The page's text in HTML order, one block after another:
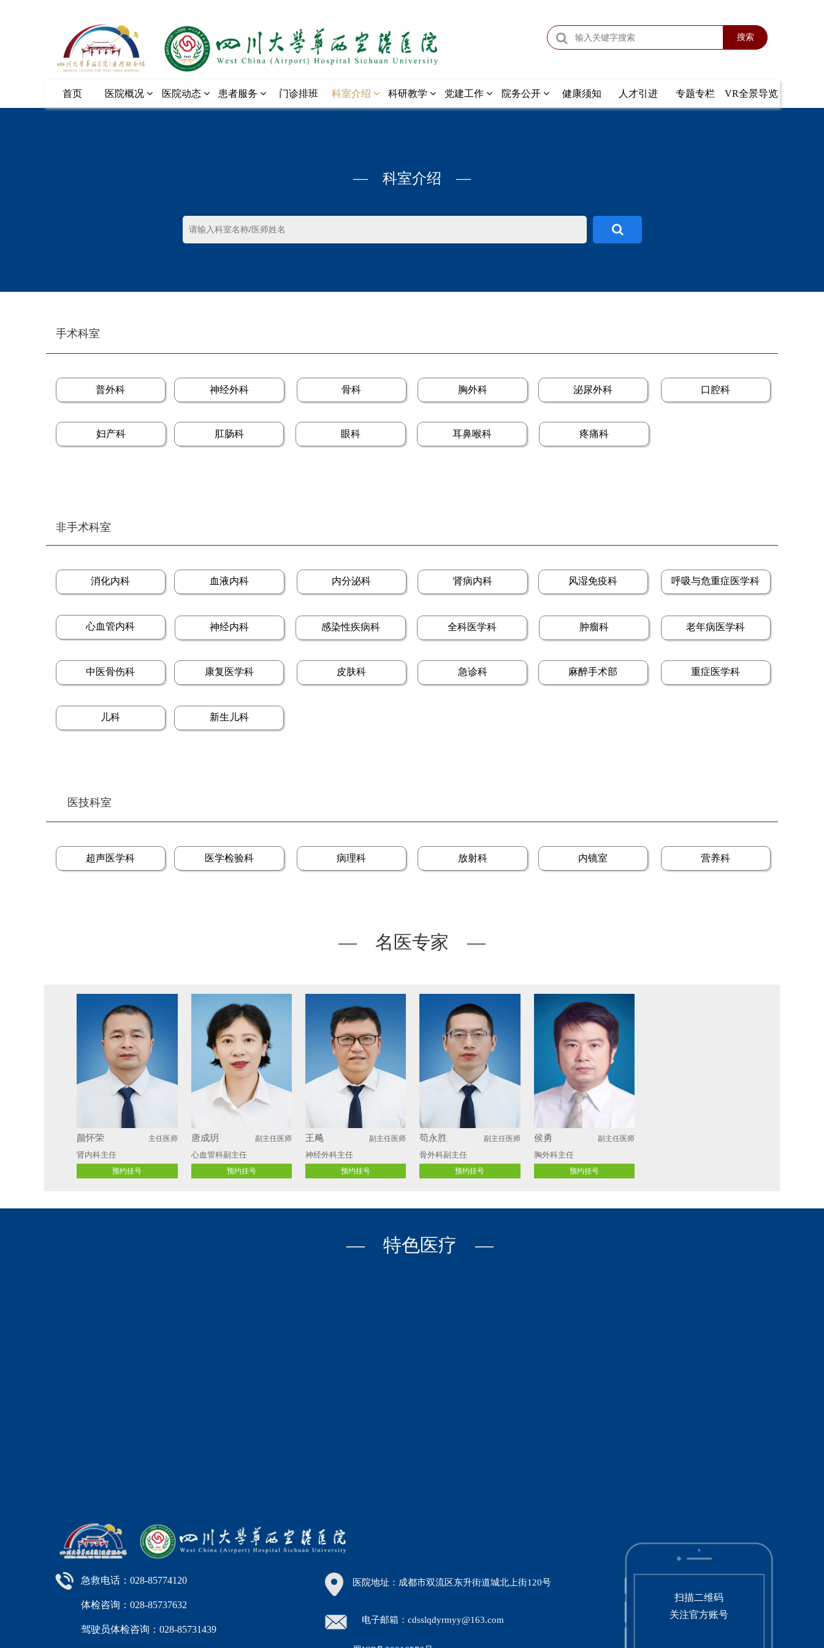
搜索
首页 医院概况 医院动态 患者服务 门诊排班 科室介绍 科研教学 党建工作 院务公开 健康须知 人才引进 专题专栏 VR全景导览
— 科室介绍 —
普外科 神经外科 骨科 胸外科 泌尿外科 口腔科
妇产科 肛肠科 眼科 耳鼻喉科 疼痛科
消化内科 血液内科 内分泌科 肾病内科 风湿免疫科 呼吸与危重症医学科
心血管内科 神经内科 感染性疾病科 全科医学科 肿瘤科 老年病医学科
中医骨伤科 康复医学科 皮肤科 急诊科 麻醉手术部 重症医学科
儿科 新生儿科
非手术科室
超声医学科 医学检验科 病理科 放射科 内镜室 营养科
医技科室
手术科室
— 名医专家 —
颜怀荣 主任医师
肾内科主任
预约挂号
唐成玥 副主任医师
心血管科副主任
预约挂号
王飚 副主任医师
神经外科主任
预约挂号
苟永胜 副主任医师
骨外科副主任
预约挂号
侯勇 副主任医师
胸外科主任
预约挂号
— 特色医疗 —
医院地址：成都市双流区东升街道城北上街120号
电子邮箱：cdsslqdyrmyy@163.com
扫描二维码
关注官方账号
急救电话：028-85774120
体检咨询：028-85737632
驾驶员体检咨询：028-85731439